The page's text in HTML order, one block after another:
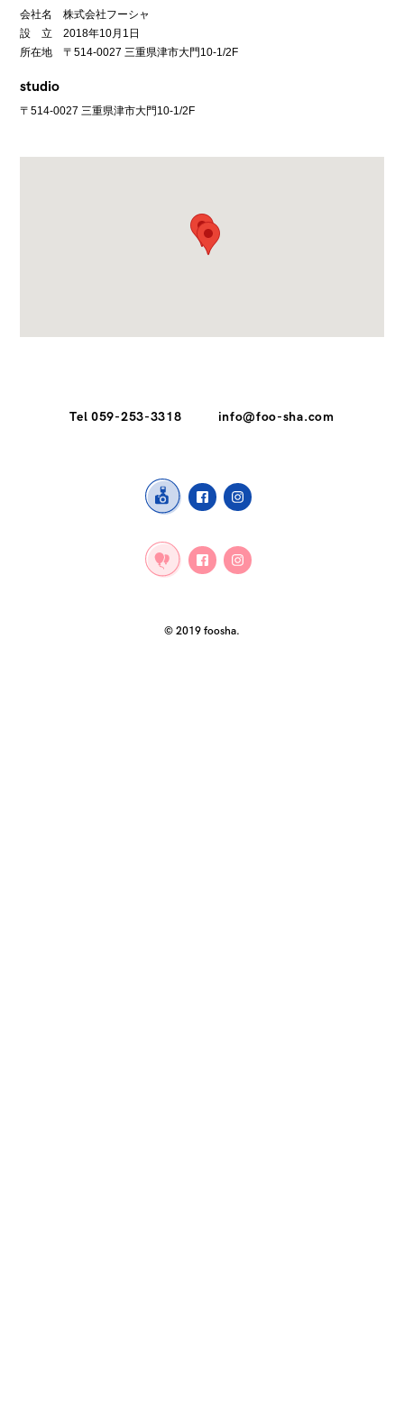
会社名 株式会社フーシャ
設 立 2018年10月1日
所在地 〒514-0027 三重県津市大門10-1/2F
studio
〒514-0027 三重県津市大門10-1/2F
Tel 059-253-3318 info@foo-sha.com
© 2019 foosha.